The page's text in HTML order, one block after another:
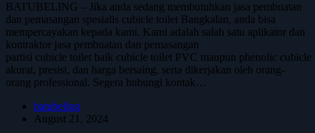
BATUBELING – Jika anda sedang membutuhkan jasa pembuatan
dan pemasangan spesialis cubicle toilet Bangkalan, anda bisa
mempercayakan kepada kami. Kami adalah salah satu aplikator dan
kontraktor jasa pembuatan dan pemasangan
partisi cubicle toilet baik cubicle toilet PVC maupun phenolic cubicle
akurat, presisi, dan harga bersaing, serta dikerjakan oleh orang-
orang professional. Segera hubungi kontak…
batubeling
August 21, 2024